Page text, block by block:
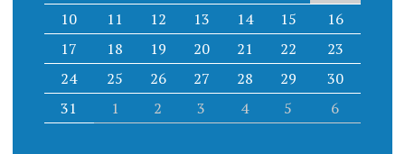
10
11 12 13 14 15
16
17
18 19 20 21 22
23
24
25 26 27 28 29
30
31
1 2 3 4 5 6